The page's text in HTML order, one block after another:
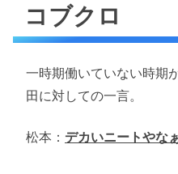
コブクロ
一時期働いていない時期
田に対しての一言。
松本： デカいニートやな